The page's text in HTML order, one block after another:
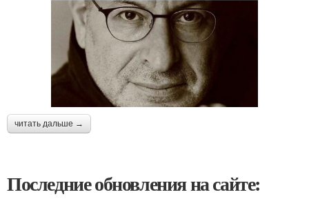
читать дальше →
Последние обновления на сайте: